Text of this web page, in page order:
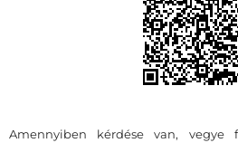
Amennyiben kérdése van,